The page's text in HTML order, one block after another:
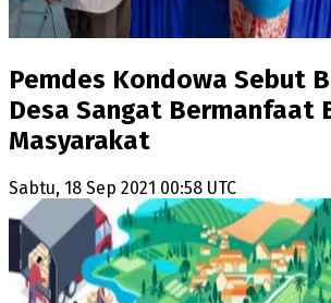
Pemdes Kondowa Sebut
Desa Sangat Bermanfaat
Masyarakat
Sabtu, 18 Sep 2021 00:58 UTC